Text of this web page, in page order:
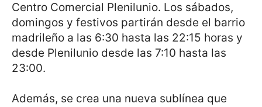
Centro Comercial Plenilunio. Los sábados,
domingos y festivos partirán desde el barrio
madrileño a las 6:30 hasta las 22:15 horas y
desde Plenilunio desde las 7:10 hasta las
23:00.
Además, se crea una nueva sublínea que